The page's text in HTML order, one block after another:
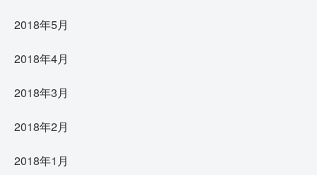
2018年5月
2018年4月
2018年3月
2018年2月
2018年1月